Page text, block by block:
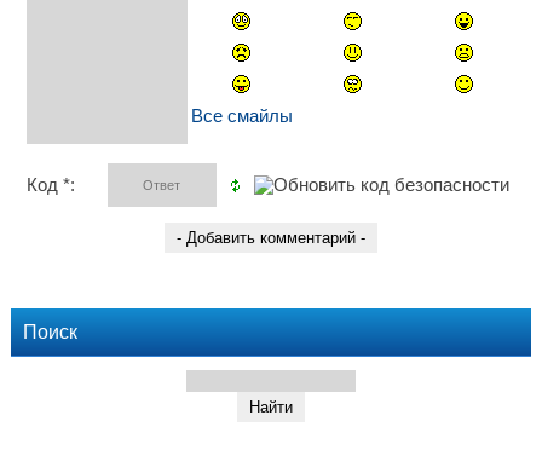
Все смайлы
Код *:
Поиск